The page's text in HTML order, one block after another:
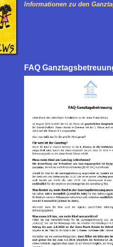
Informationen zu den
FAQ